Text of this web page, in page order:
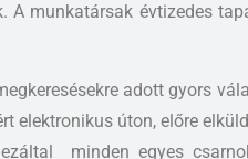
munkatársak évtizedes
adott gyors
úton, előre
minden egyes